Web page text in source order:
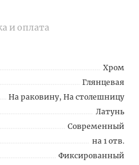
и оплата
Хром
Глянцевая
На раковину, На столешницу
Латунь
Современный
на 1 отв.
Фиксированный